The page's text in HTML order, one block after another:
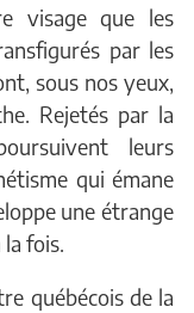
visage que les
par les
sous nos yeux,
Rejetés par la
leurs
qui émane
une étrange
fois.
québécois de la